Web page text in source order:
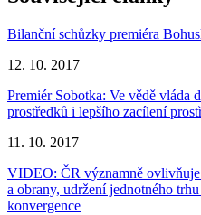
Bilanční schůzky premiéra
12. 10. 2017
Premiér Sobotka: Ve vědě vláda
prostředků i lepšího zacílení
11. 10. 2017
VIDEO: ČR významně
a obrany, udržení jednotného
konvergence